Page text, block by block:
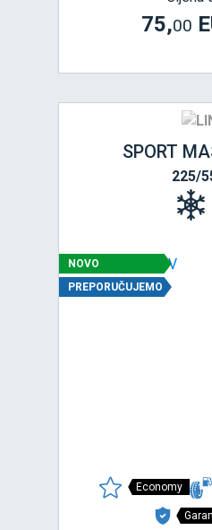
75,00
SPORT
225/
NOVO
PREPORUČUJEMO
Economy